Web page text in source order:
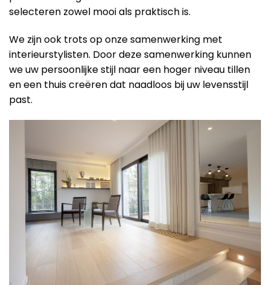
selecteren zowel mooi als praktisch is.
We zijn ook trots op onze samenwerking met
interieurstylisten. Door deze samenwerking kunnen
we uw persoonlijke stijl naar een hoger niveau tillen
en een thuis creëren dat naadloos bij uw levensstijl
past.